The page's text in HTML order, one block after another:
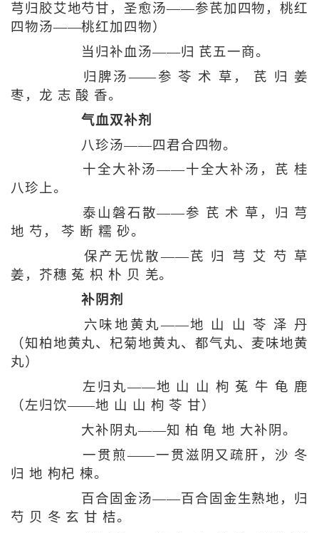
芎归胶艾地芍甘，圣愈汤——参芪加四物，桃红
四物汤——桃红加四物）
当归补血汤——归 芪五一商。
归脾汤——参 苓 术 草， 芪 归 姜
枣，龙 志 酸 香。
气血双补剂
八珍汤——四君合四物。
十全大补汤——十全大补汤，芪 桂
八珍上。
泰山磐石散——参 芪 术 草，归 芎
地 芍， 芩 断 糯 砂。
保产无忧散——芪 归 芎 艾 芍 草
姜，芥穗 菟 枳 朴 贝 羌。
补阴剂
六味地黄丸——地 山 山 苓 泽 丹
（知柏地黄丸、杞菊地黄丸、都气丸、麦味地黄
丸）
左归丸——地 山 山 枸 菟 牛 龟 鹿
（左归饮——地 山 山 枸 苓 甘）
大补阴丸——知 柏 龟 地 大补阴。
一贯煎——一贯滋阴又疏肝，沙 冬
归 地 枸杞 楝。
百合固金汤——百合固金生熟地，归
芍 贝 冬 玄 甘 桔。